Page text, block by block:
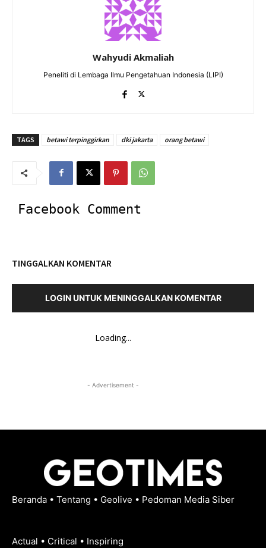
Wahyudi Akmaliah
Peneliti di Lembaga Ilmu Pengetahuan Indonesia (LIPI)
TAGS betawi terpinggirkan dki jakarta orang betawi
Facebook Comment
TINGGALKAN KOMENTAR
LOGIN UNTUK MENINGGALKAN KOMENTAR
Loading...
- Advertisement -
Beranda • Tentang • Geolive • Pedoman Media Siber
Actual • Critical • Inspiring